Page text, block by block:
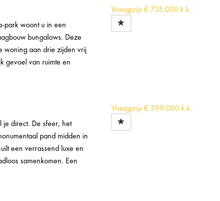
park woont u in een
bungalows. Deze
woning aan drie zijden vrij
gevoel van ruimte en
Vraagprijs € 735.000 k.k.
je direct. De sfeer, het
pand midden in
een verrassend luxe en
samenkomen. Een
Vraagprijs € 599.000 k.k.